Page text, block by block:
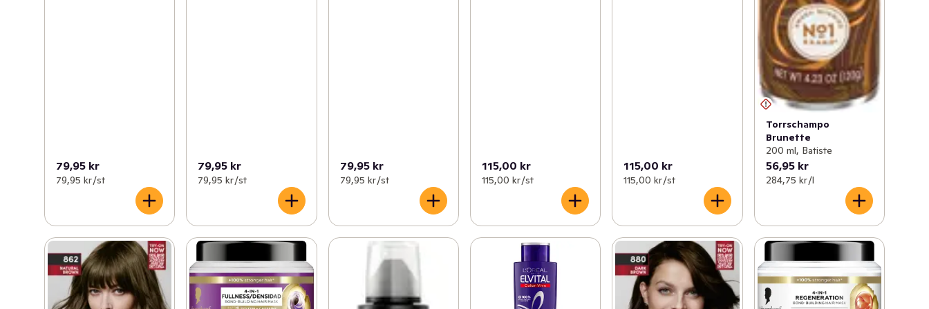
79,95 kr
79,95 kr /st
79,95 kr
79,95 kr /st
79,95 kr
79,95 kr /st
115,00 kr
115,00 kr /st
115,00 kr
115,00 kr /st
Torrschampo
Brunette
200 ml, Batiste
56,95 kr
284,75 kr /l